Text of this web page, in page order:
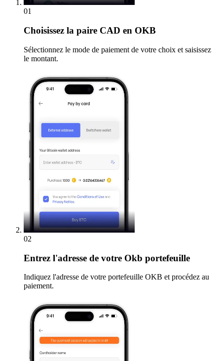
01
Choisissez la paire CAD en OKB
Sélectionnez le mode de paiement de votre choix et saisissez
le montant.
02
Entrez l'adresse de votre Okb portefeuille
Indiquez l'adresse de votre portefeuille OKB et procédez au
paiement.